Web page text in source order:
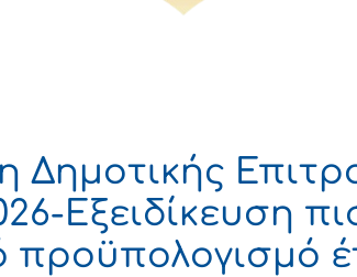
Εξειδίκευση
προϋπολογισμό